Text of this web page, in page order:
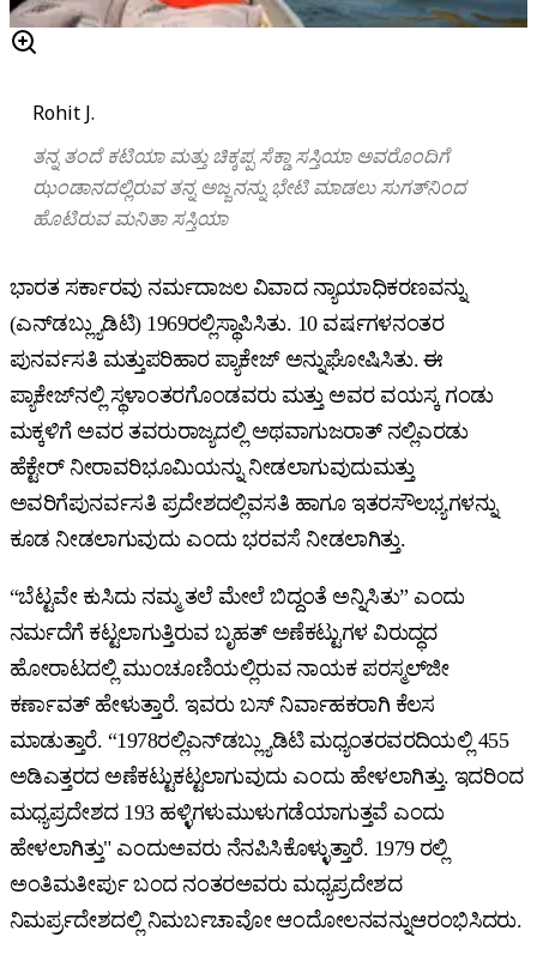
Rohit J.
ತನ್ನ ತಂದೆ ಕಟಿಯಾ ಮತ್ತು ಚಿಕ್ಕಪ್ಪ ಸೆಕ್ಡಾ ಸಸ್ತಿಯಾ ಅವರೊಂದಿಗೆ
ಝಂಡಾನದಲ್ಲಿರುವ ತನ್ನ ಅಜ್ಜನನ್ನು ಭೇಟಿ ಮಾಡಲು ಸುಗತ್‌ನಿಂದ
ಹೊಟಿರುವ ಮನಿತಾ ಸಸ್ತಿಯಾ
ಭಾರತ ಸರ್ಕಾರವು ನರ್ಮದಾಜಲ ವಿವಾದ ನ್ಯಾಯಾಧಿಕರಣವನ್ನು
(ಎನ್‌ಡಬ್ಲ್ಯುಡಿಟಿ) 1969ರಲ್ಲಿಸ್ಥಾಪಿಸಿತು. 10 ವರ್ಷಗಳನಂತರ
ಪುನರ್ವಸತಿ ಮತ್ತುಪರಿಹಾರ ಪ್ಯಾಕೇಜ್ ಅನ್ನುಘೋಷಿಸಿತು. ಈ
ಪ್ಯಾಕೇಜ್‌ನಲ್ಲಿ ಸ್ಥಳಾಂತರಗೊಂಡವರು ಮತ್ತು ಅವರ ವಯಸ್ಕ ಗಂಡು
ಮಕ್ಕಳಿಗೆ ಅವರ ತವರುರಾಜ್ಯದಲ್ಲಿ ಅಥವಾಗುಜರಾತ್ ನಲ್ಲಿಎರಡು
ಹೆಕ್ಟೇರ್ ನೀರಾವರಿಭೂಮಿಯನ್ನು ನೀಡಲಾಗುವುದುಮತ್ತು
ಅವರಿಗೆಪುನರ್ವಸತಿ ಪ್ರದೇಶದಲ್ಲಿವಸತಿ ಹಾಗೂ ಇತರಸೌಲಭ್ಯಗಳನ್ನು
ಕೂಡ ನೀಡಲಾಗುವುದು ಎಂದು ಭರವಸೆ ನೀಡಲಾಗಿತ್ತು.
“ಬೆಟ್ಟವೇ ಕುಸಿದು ನಮ್ಮ ತಲೆ ಮೇಲೆ ಬಿದ್ದಂತೆ ಅನ್ನಿಸಿತು” ಎಂದು
ನರ್ಮದೆಗೆ ಕಟ್ಟಲಾಗುತ್ತಿರುವ ಬೃಹತ್‌ ಅಣೆಕಟ್ಟುಗಳ ವಿರುದ್ಧದ
ಹೋರಾಟದಲ್ಲಿ ಮುಂಚೂಣಿಯಲ್ಲಿರುವ ನಾಯಕ ಪರಸ್ಮಲ್‌ಜೀ
ಕರ್ಣಾವತ್‌ ಹೇಳುತ್ತಾರೆ. ಇವರು ಬಸ್‌ ನಿರ್ವಾಹಕರಾಗಿ ಕೆಲಸ
ಮಾಡುತ್ತಾರೆ. “1978ರಲ್ಲಿಎನ್‌ಡಬ್ಲ್ಯುಡಿಟಿ ಮಧ್ಯಂತರವರದಿಯಲ್ಲಿ 455
ಅಡಿಎತ್ತರದ ಅಣೆಕಟ್ಟುಕಟ್ಟಲಾಗುವುದು ಎಂದು ಹೇಳಲಾಗಿತ್ತು. ಇದರಿಂದ
ಮಧ್ಯಪ್ರದೇಶದ 193 ಹಳ್ಳಿಗಳುಮುಳುಗಡೆಯಾಗುತ್ತವೆ ಎಂದು
ಹೇಳಲಾಗಿತ್ತು" ಎಂದುಅವರು ನೆನಪಿಸಿಕೊಳ್ಳುತ್ತಾರೆ. 1979 ರಲ್ಲಿ
ಅಂತಿಮತೀರ್ಪು ಬಂದ ನಂತರಅವರು ಮಧ್ಯಪ್ರದೇಶದ
ನಿಮರ್ಪ್ರದೇಶದಲ್ಲಿ ನಿಮರ್ಬಚಾವೋ ಆಂದೋಲನವನ್ನುಆರಂಭಿಸಿದರು.